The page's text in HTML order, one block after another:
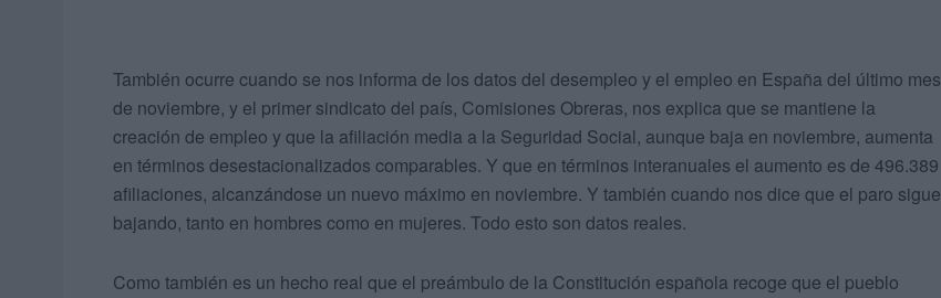
También ocurre cuando se nos informa de los datos del desempleo y el empleo en España del último mes
de noviembre, y el primer sindicato del país, Comisiones Obreras, nos explica que se mantiene la
creación de empleo y que la afiliación media a la Seguridad Social, aunque baja en noviembre, aumenta
en términos desestacionalizados comparables. Y que en términos interanuales el aumento es de 496.389
afiliaciones, alcanzándose un nuevo máximo en noviembre. Y también cuando nos dice que el paro sigue
bajando, tanto en hombres como en mujeres. Todo esto son datos reales.
Como también es un hecho real que el preámbulo de la Constitución española recoge que el pueblo